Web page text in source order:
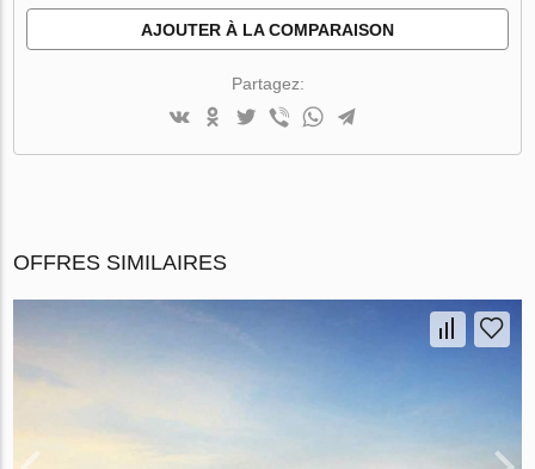
AJOUTER À LA COMPARAISON
Partagez:
OFFRES SIMILAIRES